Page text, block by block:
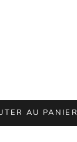
AU PANIER